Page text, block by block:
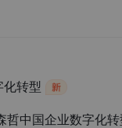
化转型
中国企业数字化转